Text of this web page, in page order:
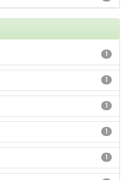
1
1
1
1
1